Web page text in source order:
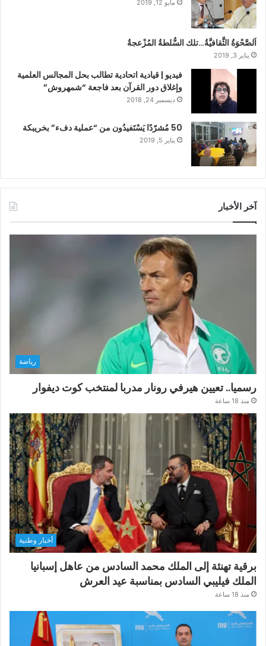
مايو 12, 2019
اَلصَّحْوَةُ الثَّقافيَّةُ…تلك السُّلطةُ المُزْعجةُ
يناير 3, 2019
فيديو | قيادية اتحادية تطالب بحل المجالس العلمية
وإغلاق دور القرآن بعد فاجعة “شمهروش”
ديسمبر 24, 2018
50 مُشرّدًا يَسْتَفيدُون من “عملية دفء” بخريبكة
يناير 5, 2019
آخر الأخبار
رياضة
رسميا.. تعيين هيرفي رونار مدربا لمنتخب كوت ديفوار
منذ 18 ساعة
أخبار وطنية
برقية تهنئة إلى الملك محمد السادس من عاهل إسبانيا
الملك فيليبي السادس بمناسبة عيد العرش
منذ 18 ساعة